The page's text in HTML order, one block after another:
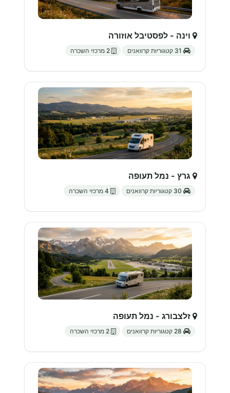
וינה - לפסטיבל אוזורה
גרץ - נמל תעופה
זלצבורג - נמל תעופה